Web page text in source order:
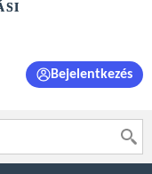
Bejelentkezés